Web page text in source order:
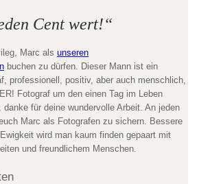
Cent wert!“
Marc als unseren
buchen zu dürfen. Dieser Mann ist ein
professionell, positiv, aber auch menschlich,
Fotograf um den einen Tag im Leben
für deine wundervolle Arbeit. An jeden
Marc als Fotografen zu sichern. Bessere
wird man kaum finden gepaart mit
und freundlichem Menschen.